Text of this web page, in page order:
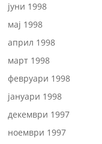
јуни 1998
мај 1998
април 1998
март 1998
февруари 1998
јануари 1998
декември 1997
ноември 1997